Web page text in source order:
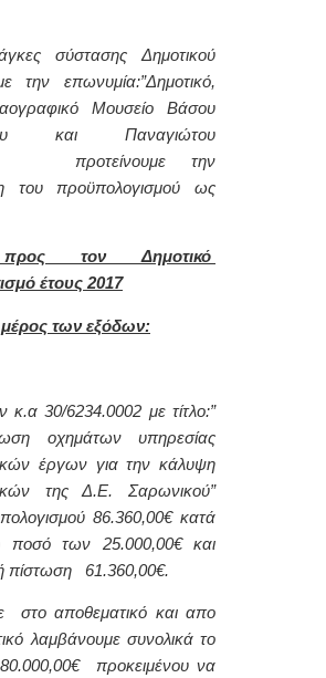
σύστασης Δημοτικού
την επωνυμία:”Δημοτικό,
Μουσείο Βάσου
και Παναγιώτου
προτείνουμε την
του προϋπολογισμού ως
τον Δημοτικό
έτους 2017
των εξόδων:
κ.α 30/6234.0002 με τίτλο:”
οχημάτων υπηρεσίας
έργων για την κάλυψη
της Δ.Ε. Σαρωνικού”
86.360,00€ κατά
των 25.000,00€ και
πίστωση 61.360,00€.
στο αποθεματικό και απο
λαμβάνουμε συνολικά το
προκειμένου να